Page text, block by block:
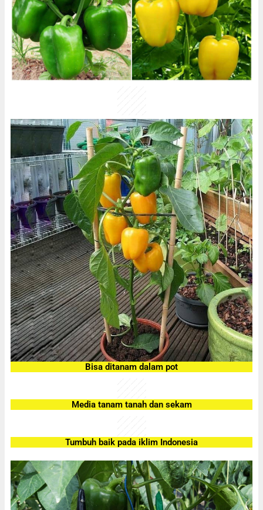
Bisa ditanam dalam pot
Media tanam tanah dan sekam
Tumbuh baik pada iklim Indonesia